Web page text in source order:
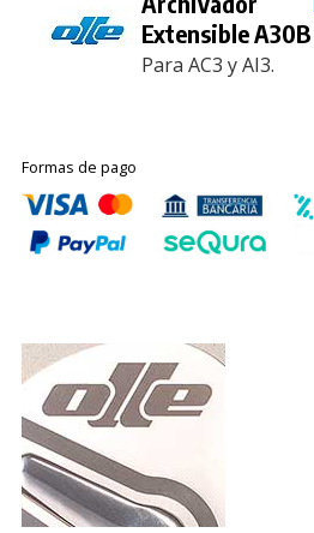
Extensible A30B
Para AC3 y AI3.
Formas de pago